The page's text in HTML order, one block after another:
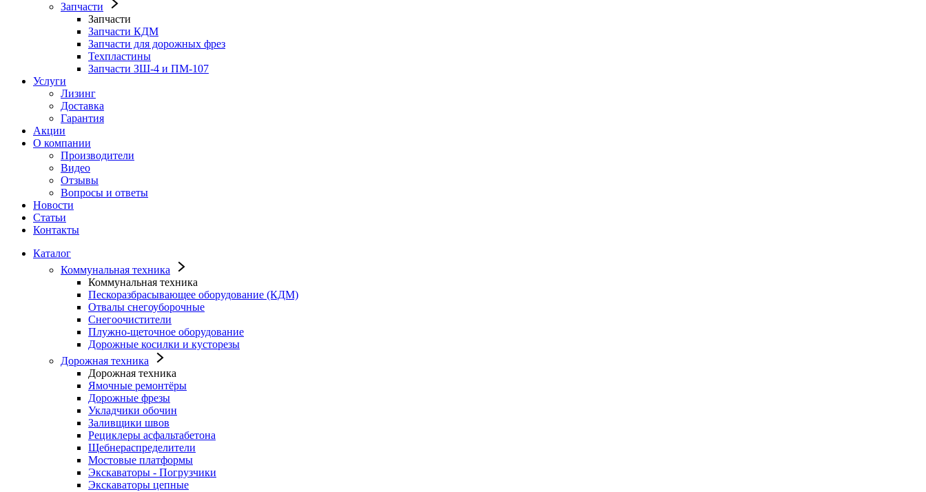
Запчасти
Запчасти
Запчасти КДМ
Запчасти для дорожных фрез
Техпластины
Запчасти ЗШ-4 и ПМ-107
Услуги
Лизинг
Доставка
Гарантия
Акции
О компании
Производители
Видео
Отзывы
Вопросы и ответы
Новости
Статьи
Контакты
Каталог
Коммунальная техника
Коммунальная техника
Пескоразбрасывающее оборудование (КДМ)
Отвалы снегоуборочные
Снегоочистители
Плужно-щеточное оборудование
Дорожные косилки и кусторезы
Дорожная техника
Дорожная техника
Ямочные ремонтёры
Дорожные фрезы
Укладчики обочин
Заливщики швов
Рециклеры асфальтабетона
Щебнераспределители
Мостовые платформы
Экскаваторы - Погрузчики
Экскаваторы цепные